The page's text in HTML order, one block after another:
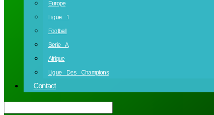
Europe
Ligue 1
Football
Serie A
Afrique
Ligue Des Champions
Contact